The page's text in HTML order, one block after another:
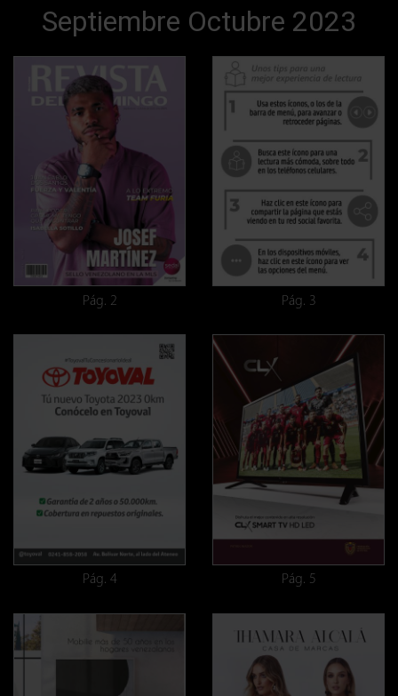
Septiembre Octubre 2023
Pág. 2 Pág. 3
Pág. 4 Pág. 5